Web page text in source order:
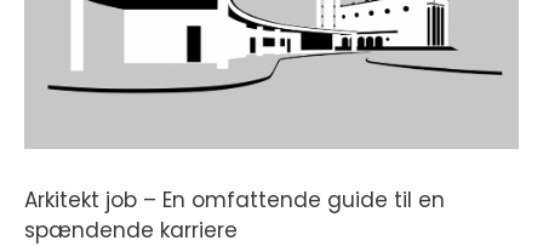
Arkitekt job – En omfattende guide til en
spændende karriere